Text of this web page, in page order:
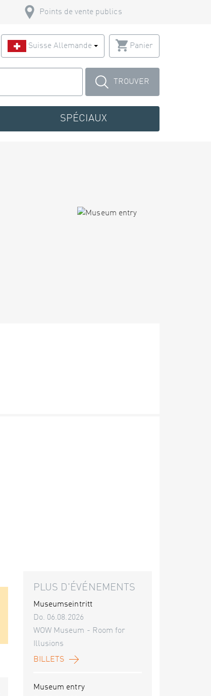
Points de vente publics
Suisse Allemande Panier
TROUVER
SPÉCIAUX
PLUS D'ÉVÉNEMENTS
Museumseintritt
Do. 06.08.2026
WOW Museum - Room for
Illusions
BILLETS
Museum entry